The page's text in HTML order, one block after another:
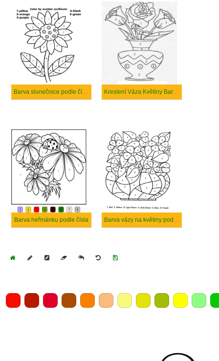
Barva slunečnice podle čísla Kreslení Váza Květiny Barva Podle čísla
Barva heřmánku podle čísla Barva vázy na květiny podle čísla